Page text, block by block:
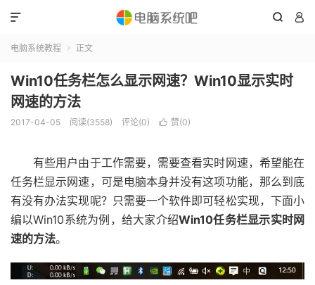
 

电脑系统教程  正文
Win10任务栏怎么显示网速？Win10显示实时
网速的方法
2017-04-05 阅读(3558) 评论(0)  赞(0)
有些用户由于工作需要，需要查看实时网速，希望能在
任务栏显示网速，可是电脑本身并没有这项功能，那么到底
有没有办法实现呢？只需要一个软件即可轻松实现，下面小
编以Win10系统为例，给大家介绍Win10任务栏显示实时网
速的方法。